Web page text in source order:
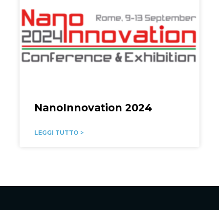
NanoInnovation 2024
LEGGI TUTTO >